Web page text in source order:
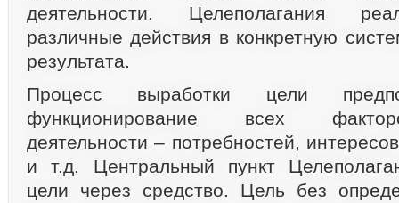
деятельности. Целеполагания
различные действия в конкретную
результата.
Процесс выработки цели
функционирование всех
деятельности – потребностей,
и т.д. Центральный пункт
цели через средство. Цель без